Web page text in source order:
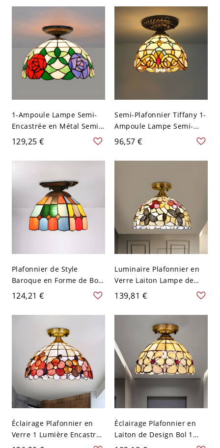
V-120 V
Jaune-Vert 110 V-120 V
1-Ampoule Lampe Semi-
Encastrée en Métal Semi-
Plafonnier Tiffany Abat-
Jour Bol en Vitrail - Jaune
110 V-120 V
129,25 €
Semi-Plafonnier Tiffany 1-
Ampoule Lampe Semi-
Encastrée en Métal Abat-
Jour Dôme en Vitrail -
Jaune 110 V-120 V
96,57 €
Plafonnier de Style
Baroque en Forme de Bol
en Vitrail à 1 Tête Lampe
Encastrée en Laiton en
Métal avec Motif de
Gemme - 110 V-120 V
124,21 €
Luminaire Plafonnier en
Verre Laiton Lampe de
Plafond de Style Baroque
1 Lumière Encastrée de
Design Bol pour Cuisine -
Laiton 110 V-120 V
139,81 €
Éclairage Plafonnier en
Verre 1 Lumière Encastré
Luminaire de Plafond en
Éclairage Plafonnier en
Laiton de Design Bol 1
Lumière en Verre Encastré